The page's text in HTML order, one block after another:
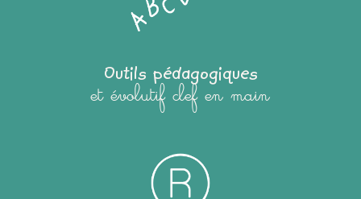
Outils pédagogiques
et évolutif clef en main